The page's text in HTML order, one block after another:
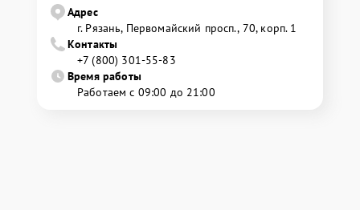
Адрес
г. Рязань, Первомайский просп., 70, корп. 1
Контакты
+7 (800) 301-55-83
Время работы
Работаем с 09:00 до 21:00